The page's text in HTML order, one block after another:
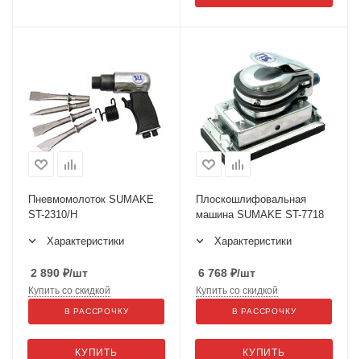
Пневмомолоток SUMAKE
ST-2310/H
Характеристики
2 890 ₽/шт
КУПИТЬ
Купить со скидкой
В РАССРОЧКУ
Плоскошлифовальная
машина SUMAKE ST-7718
Характеристики
6 768 ₽/шт
КУПИТЬ
Купить со скидкой
В РАССРОЧКУ